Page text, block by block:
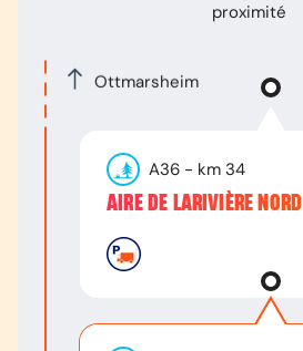
proximité
Ottmarsheim
A36 - km 34
AIRE DE LARIVIÈRE NORD